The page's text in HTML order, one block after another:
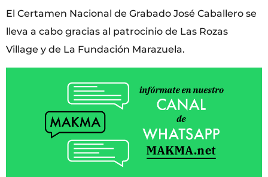
El Certamen Nacional de Grabado José Caballero se
lleva a cabo gracias al patrocinio de Las Rozas
Village y de La Fundación Marazuela.